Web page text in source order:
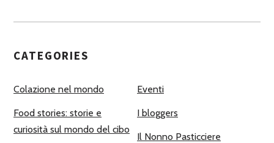
CATEGORIES
Colazione nel mondo Eventi
Food stories: storie e
curiosità sul mondo del cibo
I bloggers
Il Nonno Pasticciere